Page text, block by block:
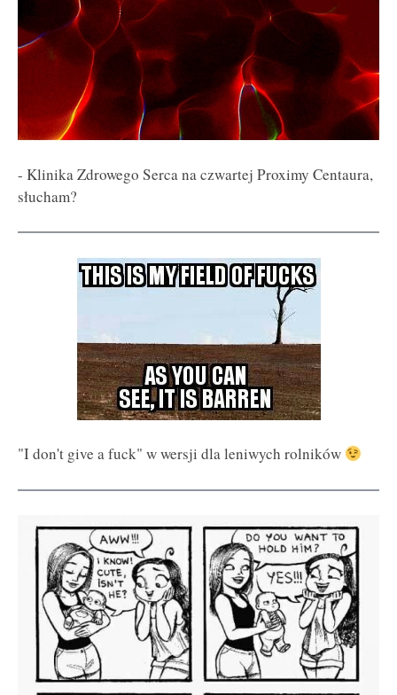
- Klinika Zdrowego Serca na czwartej Proximy Centaura,
słucham?
"I don't give a fuck" w wersji dla leniwych rolników